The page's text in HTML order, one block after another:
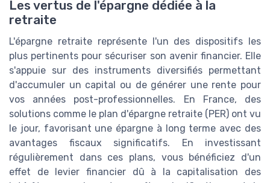
Les vertus de l'épargne dédiée à la
retraite
L'épargne retraite représente l'un des dispositifs les
plus pertinents pour sécuriser son avenir financier. Elle
s'appuie sur des instruments diversifiés permettant
d'accumuler un capital ou de générer une rente pour
vos années post-professionnelles. En France, des
solutions comme le plan d'épargne retraite (PER) ont vu
le jour, favorisant une épargne à long terme avec des
avantages fiscaux significatifs. En investissant
régulièrement dans ces plans, vous bénéficiez d'un
effet de levier financier dû à la capitalisation des